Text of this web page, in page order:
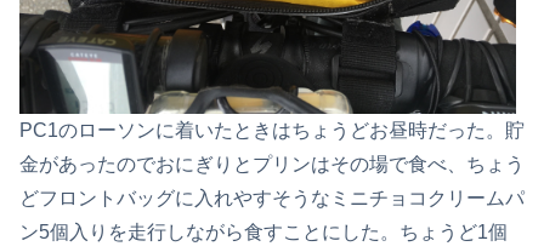
PC1のローソンに着いたときはちょうどお昼時だった。貯
金があったのでおにぎりとプリンはその場で食べ、ちょう
どフロントバッグに入れやすそうなミニチョコクリームパ
ン5個入りを走行しながら食すことにした。ちょうど1個